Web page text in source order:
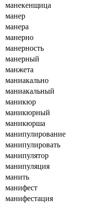
манекенщица
манер
манера
манерно
манерность
манерный
манжета
маниакально
маниакальный
маникюр
маникюрный
маникюрша
манипулирование
манипулировать
манипулятор
манипуляция
манить
манифест
манифестация